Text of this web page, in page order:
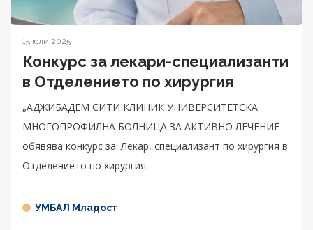
15 юли 2025
Конкурс за лекари-специализанти
в Отделението по хирургия
„АДЖИБАДЕМ СИТИ КЛИНИК УНИВЕРСИТЕТСКА
МНОГОПРОФИЛНА БОЛНИЦА ЗА АКТИВНО ЛЕЧЕНИЕ
обявява конкурс за: Лекар, специализант по хирургия в
Отделението по хирургия.
УМБАЛ Младост